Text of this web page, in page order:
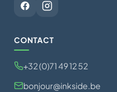
CONTACT
+32 (0)71 49 12 52
bonjour@inkside.be